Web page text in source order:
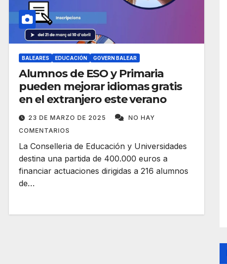
BALEARES EDUCACIÓN GOVERN BALEAR
Alumnos de ESO y Primaria
pueden mejorar idiomas gratis
en el extranjero este verano
23 DE MARZO DE 2025
NO HAY
COMENTARIOS
La Conselleria de Educación y Universidades
destina una partida de 400.000 euros a
financiar actuaciones dirigidas a 216 alumnos
de…